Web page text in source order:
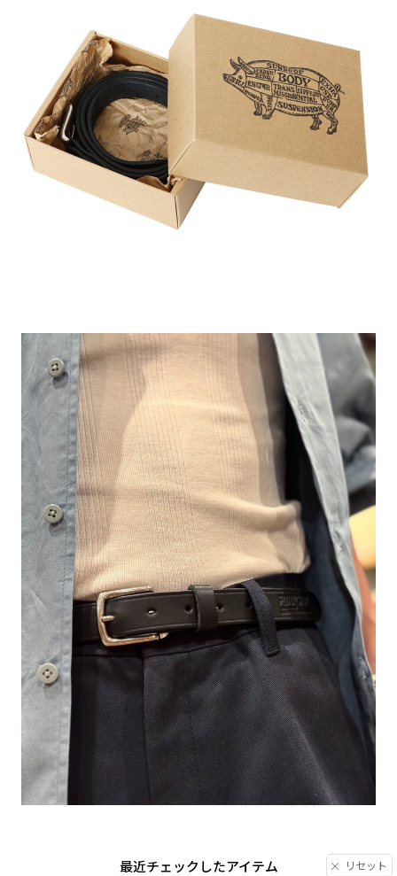
最近チェックしたアイテム リセット